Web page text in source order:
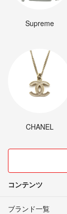
Supreme
CHANEL
コンテンツ
ブランド一覧